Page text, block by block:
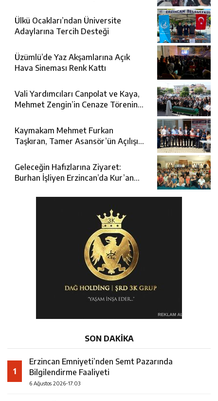
Ülkü Ocakları’ndan Üniversite
Adaylarına Tercih Desteği
Üzümlü’de Yaz Akşamlarına Açık
Hava Sineması Renk Kattı
Vali Yardımcıları Canpolat ve Kaya,
Mehmet Zengin’in Cenaze Törenine
Kaymakam Mehmet Furkan
Taşkıran, Tamer Asansör’ün Açılışına
Geleceğin Hafızlarına Ziyaret:
Burhan İşliyen Erzincan’da Kur’an
SON DAKİKA
1
Erzincan Emniyeti’nden Semt Pazarında
Bilgilendirme Faaliyeti
6 Ağustos 2026-17:03